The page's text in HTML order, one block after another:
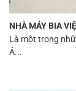
NHÀ MÁY BIA
Là một trong
Á...